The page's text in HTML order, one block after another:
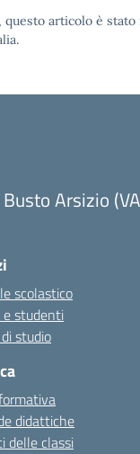
articolo è
Arsizio
scolastico
e studenti
studio
didattiche
delle classi